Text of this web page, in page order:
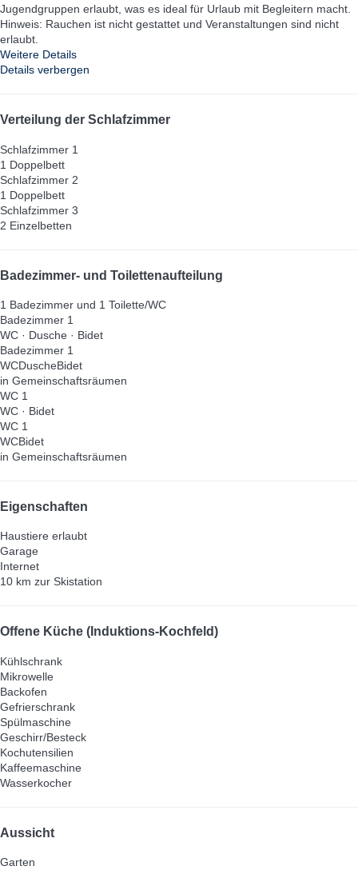
Jugendgruppen erlaubt, was es ideal für Urlaub mit Begleitern macht.
Hinweis: Rauchen ist nicht gestattet und Veranstaltungen sind nicht
erlaubt.
Weitere Details
Details verbergen
Verteilung der Schlafzimmer
Schlafzimmer 1
1 Doppelbett
Schlafzimmer 2
1 Doppelbett
Schlafzimmer 3
2 Einzelbetten
Badezimmer- und Toilettenaufteilung
1 Badezimmer und 1 Toilette/WC
Badezimmer 1
WC · Dusche · Bidet
Badezimmer 1
WCDuscheBidet
in Gemeinschaftsräumen
WC 1
WC · Bidet
WC 1
WCBidet
in Gemeinschaftsräumen
Eigenschaften
Haustiere erlaubt
Garage
Internet
10 km zur Skistation
Offene Küche (Induktions-Kochfeld)
Kühlschrank
Mikrowelle
Backofen
Gefrierschrank
Spülmaschine
Geschirr/Besteck
Kochutensilien
Kaffeemaschine
Wasserkocher
Aussicht
Garten